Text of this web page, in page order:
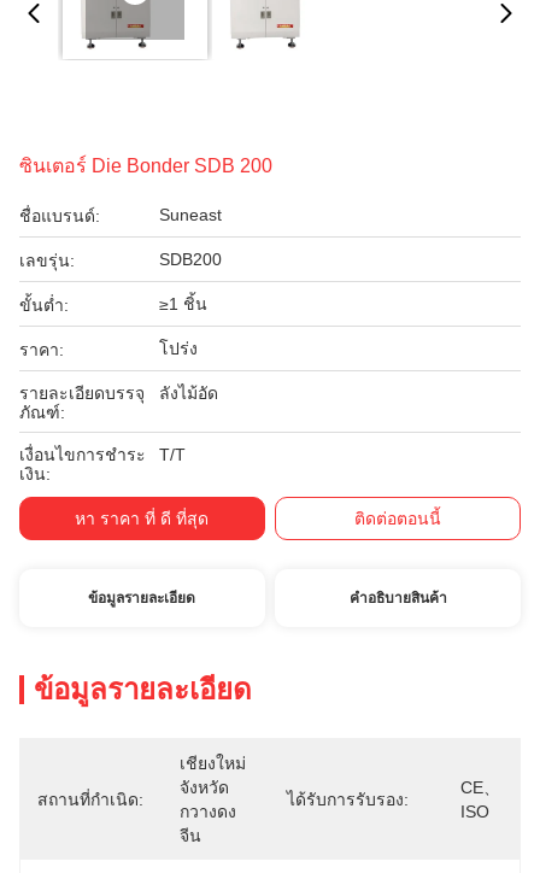
ซินเตอร์ Die Bonder SDB 200
ชื่อแบรนด์: Suneast
เลขรุ่น: SDB200
ขั้นต่ำ: ≥1 ชิ้น
ราคา: โปร่ง
รายละเอียดบรรจุ
ภัณฑ์:
ลังไม้อัด
เงื่อนไขการชำระ
เงิน:
T/T
หา ราคา ที่ ดี ที่สุด ติดต่อตอนนี้
ข้อมูลรายละเอียด คําอธิบายสินค้า
ข้อมูลรายละเอียด
สถานที่กำเนิด:
เชียงใหม่
จังหวัด
กวางดง
จีน
ได้รับการรับรอง:
CE、
ISO